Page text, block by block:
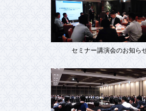
セミナー講演会のお知ら